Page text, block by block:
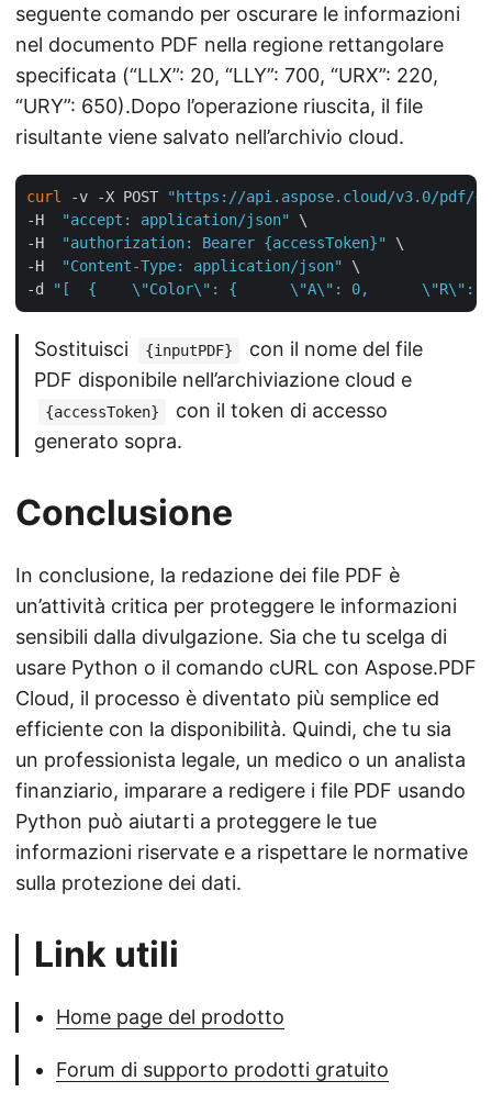
seguente comando per oscurare le informazioni
nel documento PDF nella regione rettangolare
specificata (“LLX”: 20, “LLY”: 700, “URX”: 220,
“URY”: 650).Dopo l’operazione riuscita, il file
risultante viene salvato nell’archivio cloud.
curl -v -X POST
"https://api.aspose.cloud/v3.0/pdf/
-H
"accept: application/json"
\
-H
"authorization: Bearer {accessToken}"
\
-H
"Content-Type: application/json"
\
-d
"[  {    \"Color\": {      \"A\": 0,      \"R\":
Sostituisci {inputPDF}
con il nome del file
PDF disponibile nell’archiviazione cloud e
{accessToken}
con il token di accesso
generato sopra.
Conclusione
In conclusione, la redazione dei file PDF è
un’attività critica per proteggere le informazioni
sensibili dalla divulgazione. Sia che tu scelga di
usare Python o il comando cURL con Aspose.PDF
Cloud, il processo è diventato più semplice ed
efficiente con la disponibilità. Quindi, che tu sia
un professionista legale, un medico o un analista
finanziario, imparare a redigere i file PDF usando
Python può aiutarti a proteggere le tue
informazioni riservate e a rispettare le normative
sulla protezione dei dati.
Link utili
Home page del prodotto
Forum di supporto prodotti gratuito